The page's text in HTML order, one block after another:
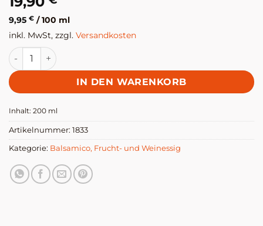
9,95 € /100 ml
inkl. MwSt, zzgl. Versandkosten
Condimento bianco "Prelibato" Menge
IN DEN WARENKORB
Inhalt: 200 ml
Artikelnummer: 1833
Kategorie: Balsamico, Frucht- und Weinessig